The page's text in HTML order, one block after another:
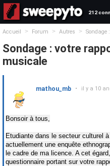
212
Accueil > Forum > Autres > Sondage
Sondage : votre
musicale
mathou_mb • il y a 10
Bonsoir à tous,
Etudiante dans le secteur culturel
actuellement une enquête
le cadre de ma licence. A cet
questionnaire portant sur votre